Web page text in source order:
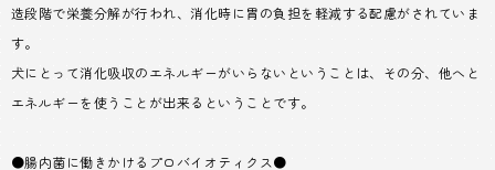
造段階で栄養分解が行われ、消化時に胃の負担を軽減する配慮がされていま
す。
犬にとって消化吸収のエネルギーがいらないということは、その分、他へと
エネルギーを使うことが出来るということです。
●腸内菌に働きかけるプロバイオティクス●